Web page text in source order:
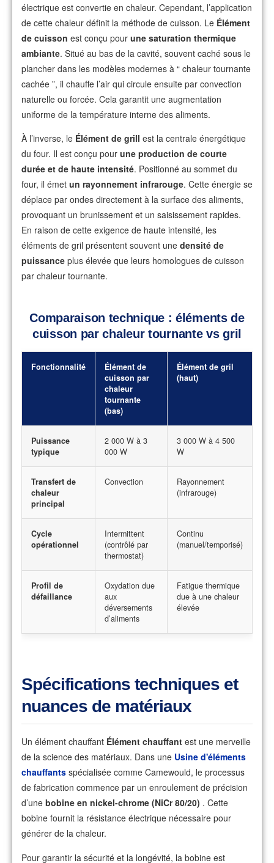
électrique est convertie en chaleur. Cependant, l’application
de cette chaleur définit la méthode de cuisson. Le Élément
de cuisson est conçu pour une saturation thermique
ambiante. Situé au bas de la cavité, souvent caché sous le
plancher dans les modèles modernes à “ chaleur tournante
cachée ”, il chauffe l’air qui circule ensuite par convection
naturelle ou forcée. Cela garantit une augmentation
uniforme de la température interne des aliments.
À l’inverse, le Élément de grill est la centrale énergétique
du four. Il est conçu pour une production de courte
durée et de haute intensité. Positionné au sommet du
four, il émet un rayonnement infrarouge. Cette énergie se
déplace par ondes directement à la surface des aliments,
provoquant un brunissement et un saisissement rapides.
En raison de cette exigence de haute intensité, les
éléments de gril présentent souvent une densité de
puissance plus élevée que leurs homologues de cuisson
par chaleur tournante.
Comparaison technique : éléments de
cuisson par chaleur tournante vs gril
Fonctionnalité
Élément de
cuisson par
chaleur
tournante
(bas)
Élément de gril
(haut)
Puissance
typique
2 000 W à 3
000 W
3 000 W à 4 500
W
Transfert de
chaleur
principal
Convection
Rayonnement
(infrarouge)
Cycle
opérationnel
Intermittent
(contrôlé par
thermostat)
Continu
(manuel/temporisé)
Profil de
défaillance
Oxydation due
aux
déversements
d’aliments
Fatigue thermique
due à une chaleur
élevée
Spécifications techniques et
nuances de matériaux
Un élément chauffant Élément chauffant est une merveille
de la science des matériaux. Dans une Usine d'éléments
chauffants spécialisée comme Camewould, le processus
de fabrication commence par un enroulement de précision
d’une bobine en nickel-chrome (NiCr 80/20) . Cette
bobine fournit la résistance électrique nécessaire pour
générer de la chaleur.
Pour garantir la sécurité et la longévité, la bobine est